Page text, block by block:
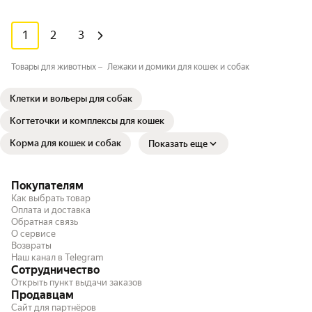
1 2 3
Товары для животных Лежаки и домики для кошек и собак
Клетки и вольеры для собак
Когтеточки и комплексы для кошек
Корма для кошек и собак Показать еще
Покупателям
Как выбрать товар
Оплата и доставка
Обратная связь
О сервисе
Возвраты
Наш канал в Telegram
Сотрудничество
Открыть пункт выдачи заказов
Продавцам
Сайт для партнёров